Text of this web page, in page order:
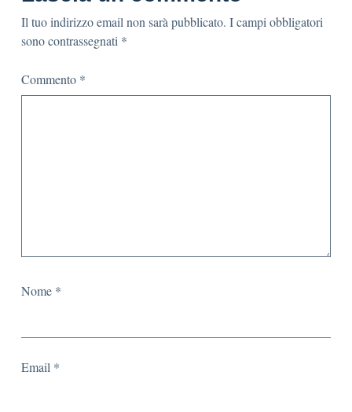
Il tuo indirizzo email non sarà pubblicato. I campi obbligatori
sono contrassegnati *
Commento *
Nome *
Email *